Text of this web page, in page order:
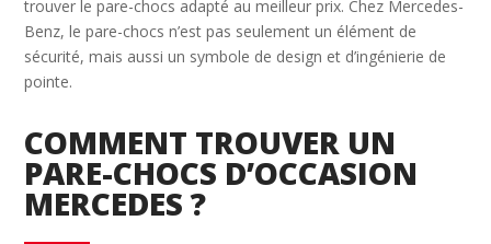
trouver le pare-chocs adapté au meilleur prix. Chez Mercedes-
Benz, le pare-chocs n’est pas seulement un élément de
sécurité, mais aussi un symbole de design et d’ingénierie de
pointe.
COMMENT TROUVER UN
PARE-CHOCS D’OCCASION
MERCEDES ?